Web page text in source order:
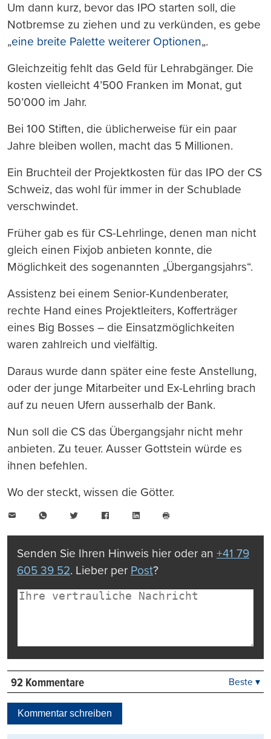
Um dann kurz, bevor das IPO starten soll, die
Notbremse zu ziehen und zu verkünden, es gebe
„eine breite Palette weiterer Optionen„.
Gleichzeitig fehlt das Geld für Lehrabgänger. Die
kosten vielleicht 4’500 Franken im Monat, gut
50’000 im Jahr.
Bei 100 Stiften, die üblicherweise für ein paar
Jahre bleiben wollen, macht das 5 Millionen.
Ein Bruchteil der Projektkosten für das IPO der CS
Schweiz, das wohl für immer in der Schublade
verschwindet.
Früher gab es für CS-Lehrlinge, denen man nicht
gleich einen Fixjob anbieten konnte, die
Möglichkeit des sogenannten „Übergangsjahrs“.
Assistenz bei einem Senior-Kundenberater,
rechte Hand eines Projektleiters, Kofferträger
eines Big Bosses – die Einsatzmöglichkeiten
waren zahlreich und vielfältig.
Daraus wurde dann später eine feste Anstellung,
oder der junge Mitarbeiter und Ex-Lehrling brach
auf zu neuen Ufern ausserhalb der Bank.
Nun soll die CS das Übergangsjahr nicht mehr
anbieten. Zu teuer. Ausser Gottstein würde es
ihnen befehlen.
Wo der steckt, wissen die Götter.
WhatsAppTwitter FacebookLinkedIn
drucken
Senden Sie Ihren Hinweis hier oder an +41 79
605 39 52. Lieber per Post?
92 Kommentare
Kontrovers
Beste ▾
Kommentar schreiben